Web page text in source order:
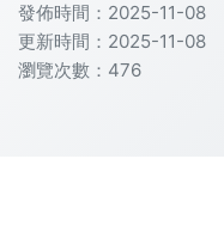
發佈時間：2025-11-08
更新時間：2025-11-08
瀏覽次數：476